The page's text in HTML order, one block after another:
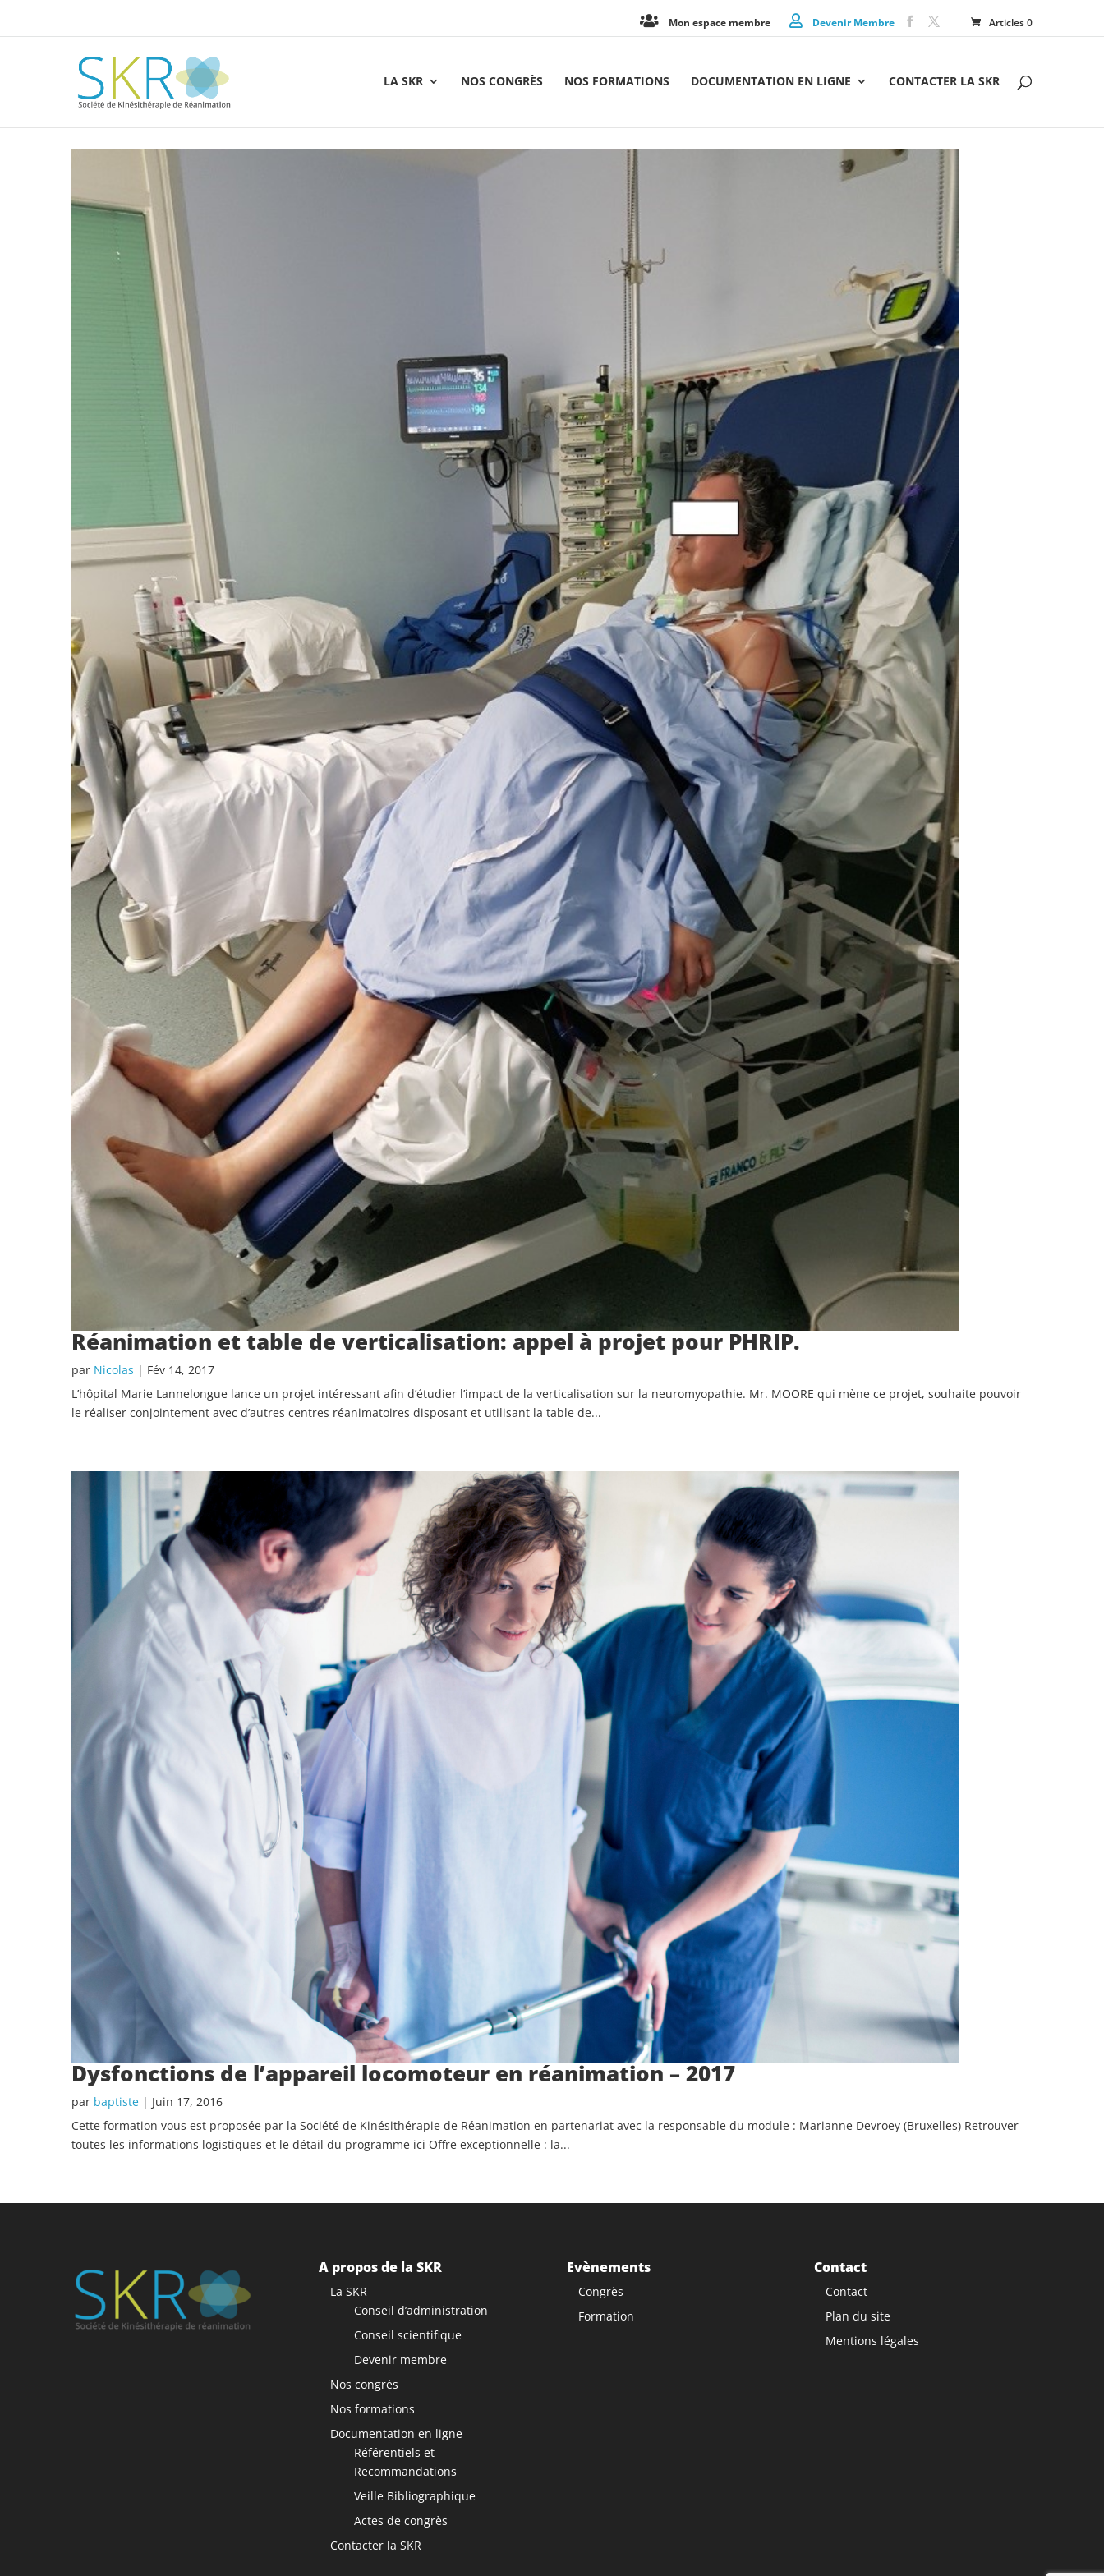
Articles 0
Mon espace membre Devenir Membre
LA SKR NOS CONGRÈS NOS FORMATIONS DOCUMENTATION EN LIGNE CONTACTER LA SKR
Réanimation et table de verticalisation: appel à projet pour PHRIP.
par Nicolas | Fév 14, 2017
L’hôpital Marie Lannelongue lance un projet intéressant afin d’étudier l’impact de la verticalisation sur la neuromyopathie. Mr. MOORE qui mène ce projet, souhaite pouvoir
le réaliser conjointement avec d’autres centres réanimatoires disposant et utilisant la table de...
Dysfonctions de l’appareil locomoteur en réanimation – 2017
par baptiste | Juin 17, 2016
Cette formation vous est proposée par la Société de Kinésithérapie de Réanimation en partenariat avec la responsable du module : Marianne Devroey (Bruxelles) Retrouver
toutes les informations logistiques et le détail du programme ici Offre exceptionnelle : la...
A propos de la SKR
La SKR
Conseil d’administration
Conseil scientifique
Devenir membre
Nos congrès
Nos formations
Documentation en ligne
Référentiels et
Recommandations
Veille Bibliographique
Actes de congrès
Contacter la SKR
Evènements
Congrès
Formation
Contact
Contact
Plan du site
Mentions légales